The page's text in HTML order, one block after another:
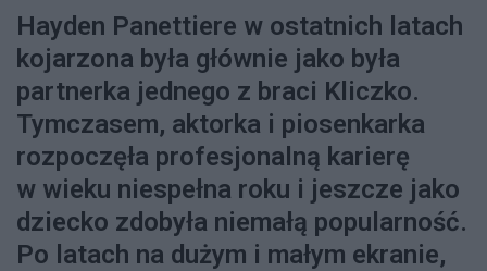
Hayden Panettiere w ostatnich latach
kojarzona była głównie jako była
partnerka jednego z braci Kliczko.
Tymczasem, aktorka i piosenkarka
rozpoczęła profesjonalną karierę
w wieku niespełna roku i jeszcze jako
dziecko zdobyła niemałą popularność.
Po latach na dużym i małym ekranie,